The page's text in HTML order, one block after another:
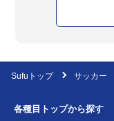
Sufuトップ サッカー
各種目トップから探す